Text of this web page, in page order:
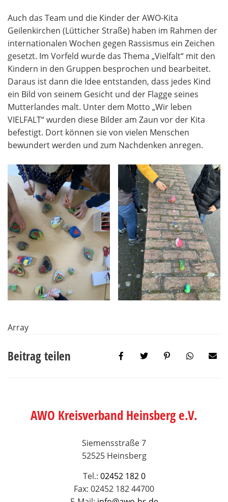
Auch das Team und die Kinder der AWO-Kita
Geilenkirchen (Lütticher Straße) haben im Rahmen der
internationalen Wochen gegen Rassismus ein Zeichen
gesetzt. Im Vorfeld wurde das Thema „Vielfalt“ mit den
Kindern in den Gruppen besprochen und bearbeitet.
Daraus ist dann die Idee entstanden, dass jedes Kind
ein Bild von seinem Gesicht und der Flagge seines
Mutterlandes malt. Unter dem Motto „Wir leben
VIELFALT“ wurden diese Bilder am Zaun vor der Kita
befestigt. Dort können sie von vielen Menschen
bewundert werden und zum Nachdenken anregen.
Array
Beitrag teilen
AWO Kreisverband Heinsberg e.V.
Siemensstraße 7
52525 Heinsberg
Tel.: 02452 182 0
Fax: 02452 182 44700